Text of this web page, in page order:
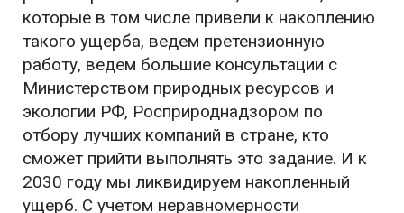
которые в том числе привели к накоплению
такого ущерба, ведем претензионную
работу, ведем большие консультации с
Министерством природных ресурсов и
экологии РФ, Росприроднадзором по
отбору лучших компаний в стране, кто
сможет прийти выполнять это задание. И к
2030 году мы ликвидируем накопленный
ущерб. С учетом неравномерности